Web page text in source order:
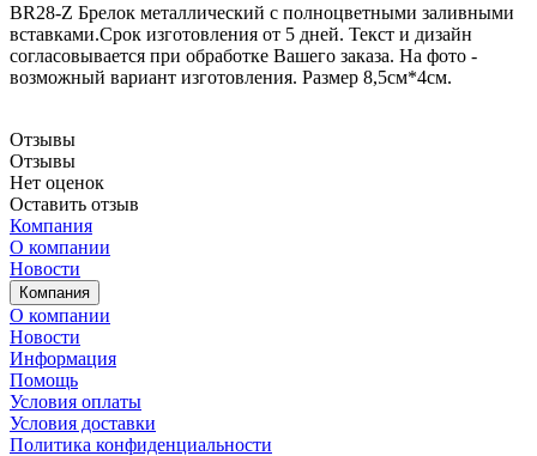
BR28-Z Брелок металлический с полноцветными заливными
вставками.Срок изготовления от 5 дней. Текст и дизайн
согласовывается при обработке Вашего заказа. На фото -
возможный вариант изготовления. Размер 8,5см*4см.
Отзывы
Отзывы
Нет оценок
Оставить отзыв
Компания
О компании
Новости
Компания
О компании
Новости
Информация
Помощь
Условия оплаты
Условия доставки
Политика конфиденциальности